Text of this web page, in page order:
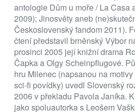
antologie Dům u moře / La Casa
2009); Jinosvěty aneb
Československý fandom 2011).
čtení představil brněnský Výbor
prosinci 2005 její knižní drama
Čapka a Olgy Scheinpflugové.
hru Milenec (napsanou na
sci-fi povídky) uvedl Slovenský
2006 v překladu Pavola Janíka.
jako spoluautorka s Leošem